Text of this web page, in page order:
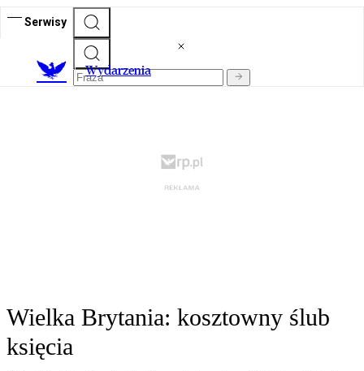
Serwisy
Wydarzenia
Wielka Brytania: kosztowny ślub
księcia